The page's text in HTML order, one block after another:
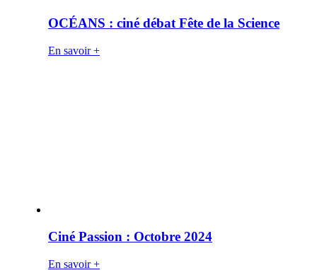
OCÉANS : ciné débat Fête de la Science
En savoir +
Ciné Passion : Octobre 2024
En savoir +